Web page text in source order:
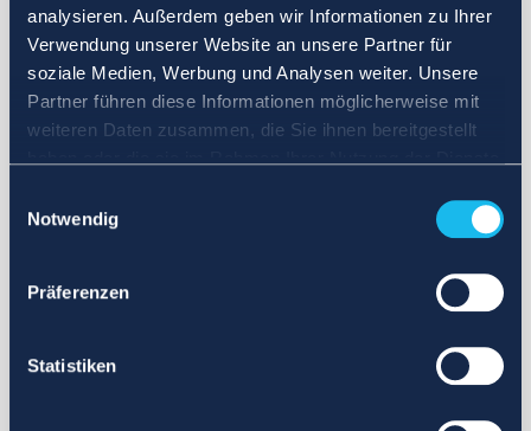
analysieren. Außerdem geben wir Informationen zu Ihrer
Verwendung unserer Website an unsere Partner für
soziale Medien, Werbung und Analysen weiter. Unsere
Partner führen diese Informationen möglicherweise mit
weiteren Daten zusammen, die Sie ihnen bereitgestellt
Notwendig
Präferenzen
Statistiken